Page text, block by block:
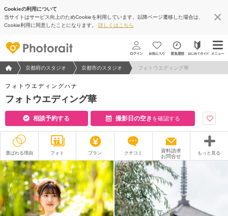
Cookieの利用について
当サイトはサービス向上のためCookieを利用しています。以降ページ遷移した場合は、
Cookie利用に同意したことになります。 詳しくはこちら
フォトウエディング/結婚写真のPhotorait ホーム
京都府のスタジオ 京都市のスタジオ フォトウエディング華
フォトウエディングハナ
フォトウエディング華
相談予約する 撮影日の空き を確認する
選ばれる理由 フォト プラン クチコミ
資料請求
お問合せ
もっと見る
撮影レポート フォトグラファー
衣装 ムービー
オプション ブログ